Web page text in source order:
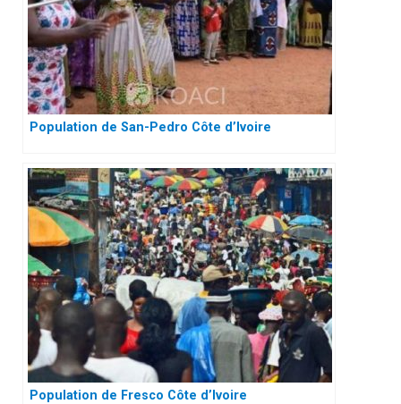
Population de San-Pedro Côte d’Ivoire
Population de Fresco Côte d’Ivoire